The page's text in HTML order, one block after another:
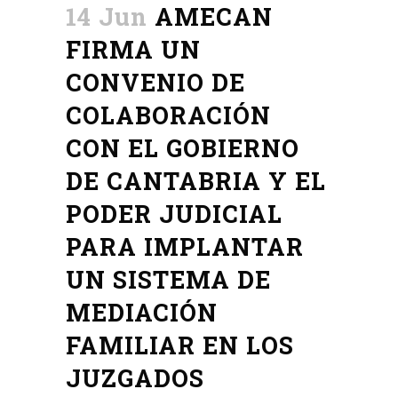
14 Jun AMECAN
FIRMA UN
CONVENIO DE
COLABORACIÓN
CON EL GOBIERNO
DE CANTABRIA Y EL
PODER JUDICIAL
PARA IMPLANTAR
UN SISTEMA DE
MEDIACIÓN
FAMILIAR EN LOS
JUZGADOS